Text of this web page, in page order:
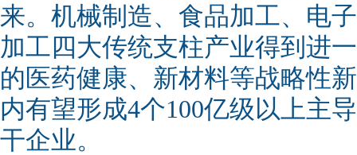
来。机械制造、食品加工、电
加工四大传统支柱产业得到进
的医药健康、新材料等战略性
内有望形成4个100亿级以上主
干企业。